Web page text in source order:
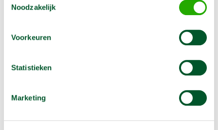
Noodzakelijk
Voorkeuren
Statistieken
Marketing
Artikelnummer
Gecshikt voor compressoren van 85 tot 350 l